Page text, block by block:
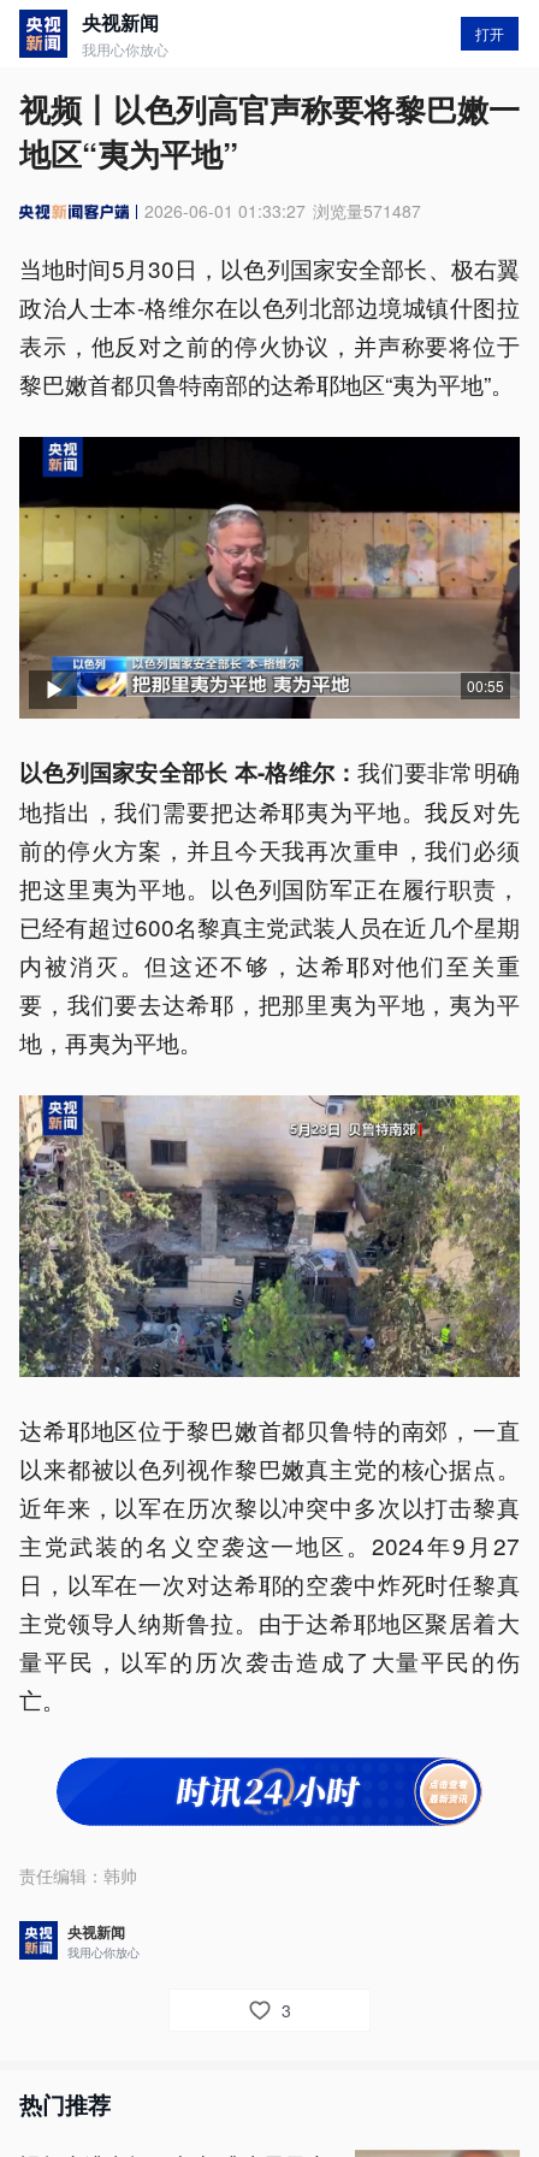
央视新闻
我用心你放心
打开
视频丨以色列高官声称要将黎巴嫩一
地区“夷为平地”
2026-06-01 01:33:27 浏览量571487
当地时间5月30日，以色列国家安全部长、极右翼
政治人士本-格维尔在以色列北部边境城镇什图拉
表示，他反对之前的停火协议，并声称要将位于
黎巴嫩首都贝鲁特南部的达希耶地区“夷为平地”。
00:55
以色列国家安全部长 本-格维尔：我们要非常明确
地指出，我们需要把达希耶夷为平地。我反对先
前的停火方案，并且今天我再次重申，我们必须
把这里夷为平地。以色列国防军正在履行职责，
已经有超过600名黎真主党武装人员在近几个星期
内被消灭。但这还不够，达希耶对他们至关重
要，我们要去达希耶，把那里夷为平地，夷为平
地，再夷为平地。
达希耶地区位于黎巴嫩首都贝鲁特的南郊，一直
以来都被以色列视作黎巴嫩真主党的核心据点。
近年来，以军在历次黎以冲突中多次以打击黎真
主党武装的名义空袭这一地区。2024年9月27
日，以军在一次对达希耶的空袭中炸死时任黎真
主党领导人纳斯鲁拉。由于达希耶地区聚居着大
量平民，以军的历次袭击造成了大量平民的伤
亡。
责任编辑： 韩帅
央视新闻
我用心你放心
3
热门推荐